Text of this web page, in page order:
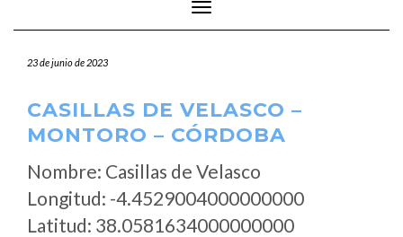
Cambiar modo de navegación
23 de junio de 2023
CASILLAS DE VELASCO –
MONTORO – CÓRDOBA
Nombre: Casillas de Velasco
Longitud: -4.4529004000000000
Latitud: 38.0581634000000000